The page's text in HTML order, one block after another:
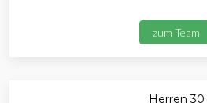
zum Team
Herren 30